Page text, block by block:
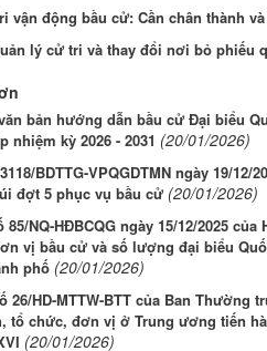
vận động bầu cử: Cần chân thành
lý cử tri và thay đổi nơi bỏ phiếu
bản hướng dẫn bầu cử Đại biểu
nhiệm kỳ 2026 - 2031 (20/01/2026)
BDTTG-VPQGDTMN ngày 19/12/
đợt 5 phục vụ bầu cử (20/01/2026)
85/NQ-HĐBCQG ngày 15/12/2025
vị bầu cử và số lượng đại biểu
phố (20/01/2026)
26/HD-MTTW-BTT của Ban Thường
tổ chức, đơn vị ở Trung ương tiến
(20/01/2026)